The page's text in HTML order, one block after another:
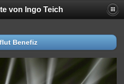
von Ingo Teich
Benefiz